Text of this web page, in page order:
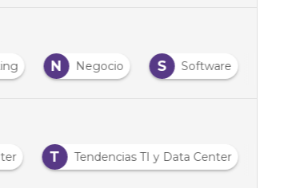
N Negocio S Software
T Tendencias TI y Data Center